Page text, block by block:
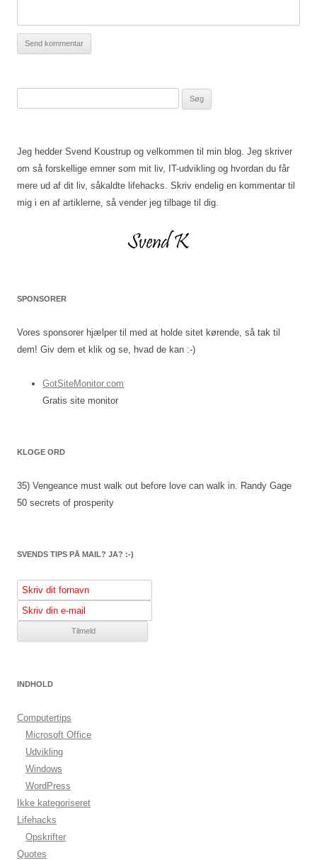
Jeg hedder Svend Koustrup og velkommen til min blog. Jeg skriver
om så forskellige emner som mit liv, IT-udvikling og hvordan du får
mere ud af dit liv, såkaldte lifehacks. Skriv endelig en kommentar til
mig i en af artiklerne, så vender jeg tilbage til dig.
SPONSORER
Vores sponsorer hjælper til med at holde sitet kørende, så tak til
dem! Giv dem et klik og se, hvad de kan :-)
GotSiteMonitor.com
Gratis site monitor
KLOGE ORD
35) Vengeance must walk out before love can walk in.
Randy Gage
50 secrets of prosperity
SVENDS TIPS PÅ MAIL? JA? :-)
INDHOLD
Computertips
Microsoft Office
Udvikling
Windows
WordPress
Ikke kategoriseret
Lifehacks
Opskrifter
Quotes